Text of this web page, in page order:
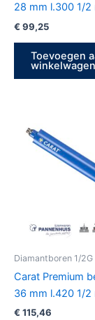
28 mm l.300 1/2
€ 99,25
Toevoegen
winkelwagen
Diamantboren 1/2G
Carat Premium
36 mm l.420 1/2
€ 115,46